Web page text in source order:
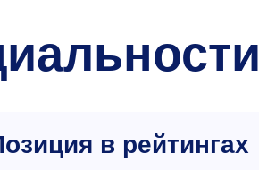
в рейтингах